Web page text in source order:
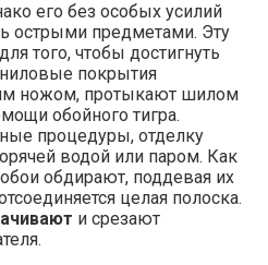
его без особых усилий
острыми предметами. Эту
того, чтобы достигнуть
покрытия
ножом, протыкают шилом
обойного тигра.
процедуры, отделку
водой или паром. Как
обдирают, поддевая их
целая полоска.
и срезают